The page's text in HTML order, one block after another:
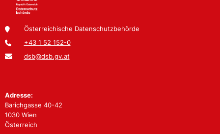
Österreichische Datenschutzbehörde
+43 1 52 152-0
dsb@dsb.gv.at
Adresse:
Barichgasse 40-42
1030 Wien
Österreich